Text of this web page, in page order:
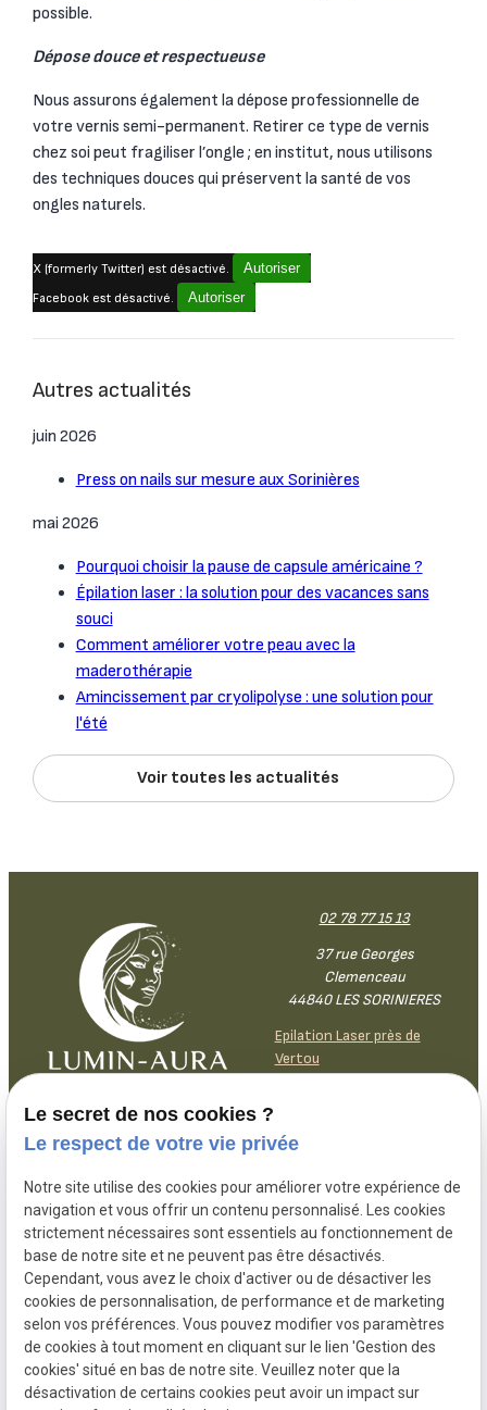
possible.
Dépose douce et respectueuse
Nous assurons également la dépose professionnelle de
votre vernis semi-permanent. Retirer ce type de vernis
chez soi peut fragiliser l’ongle ; en institut, nous utilisons
des techniques douces qui préservent la santé de vos
ongles naturels.
X (formerly Twitter) est désactivé.
Autoriser
Facebook est désactivé.
Autoriser
Autres actualités
juin 2026
Press on nails sur mesure aux Sorinières
mai 2026
Pourquoi choisir la pause de capsule américaine ?
Épilation laser : la solution pour des vacances sans
souci
Comment améliorer votre peau avec la
maderothérapie
Amincissement par cryolipolyse : une solution pour
l'été
Voir toutes les actualités
02 78 77 15 13
37 rue Georges
Clemenceau
44840 LES SORINIERES
Epilation Laser près de
Vertou
9h30-
Mercredi 9h30-12h30 /13h30-18h30
Jeudi
9h30-12h30 /13h30-18h30
Vendredi
9h30-18h30
Samedi
9h30-14h
Dimanche
Fermé
Mentions Politique de Gestion des Plan du site
Le secret de nos cookies ?
Le respect de votre vie privée
Notre site utilise des cookies pour améliorer votre expérience de
navigation et vous offrir un contenu personnalisé. Les cookies
strictement nécessaires sont essentiels au fonctionnement de
base de notre site et ne peuvent pas être désactivés.
Cependant, vous avez le choix d'activer ou de désactiver les
cookies de personnalisation, de performance et de marketing
selon vos préférences. Vous pouvez modifier vos paramètres
de cookies à tout moment en cliquant sur le lien 'Gestion des
cookies' situé en bas de notre site. Veuillez noter que la
désactivation de certains cookies peut avoir un impact sur